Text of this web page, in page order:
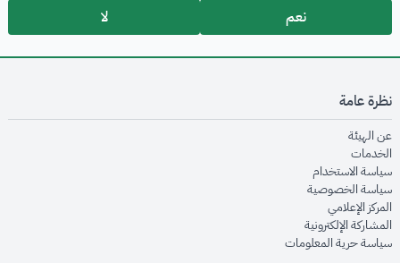
نعم
لا
نظرة عامة
عن الهيئةopens in new window
الخدماتopens in new window
سياسة الاستخدام
سياسة الخصوصيةopens in new window
المركز الإعلاميopens in new window
المشاركة الإلكترونيةopens in new window
سياسة حرية المعلوماتopens in new window